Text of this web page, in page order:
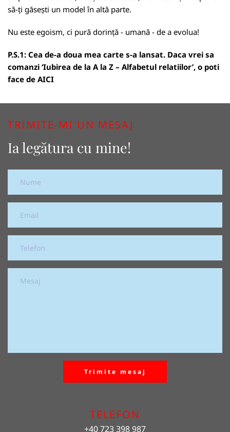
să-ți găsești un model în altă parte.
Nu este egoism, ci pură dorință - umană - de a evolua!
P.S.1: Cea de-a doua mea carte s-a lansat. Daca vrei sa
comanzi ‘Iubirea de la A la Z – Alfabetul relatiilor’, o poti
face de AICI
TRIMITE-MI UN MESAJ
Ia legătura cu mine!
Trimite mesaj
TELEFON
+40 723 398 987